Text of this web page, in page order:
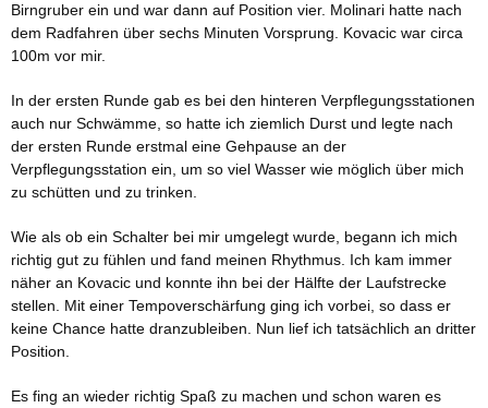
Birngruber ein und war dann auf Position vier. Molinari hatte nach
dem Radfahren über sechs Minuten Vorsprung. Kovacic war circa
100m vor mir.
In der ersten Runde gab es bei den hinteren Verpflegungsstationen
auch nur Schwämme, so hatte ich ziemlich Durst und legte nach
der ersten Runde erstmal eine Gehpause an der
Verpflegungsstation ein, um so viel Wasser wie möglich über mich
zu schütten und zu trinken.
Wie als ob ein Schalter bei mir umgelegt wurde, begann ich mich
richtig gut zu fühlen und fand meinen Rhythmus. Ich kam immer
näher an Kovacic und konnte ihn bei der Hälfte der Laufstrecke
stellen. Mit einer Tempoverschärfung ging ich vorbei, so dass er
keine Chance hatte dranzubleiben. Nun lief ich tatsächlich an dritter
Position.
Es fing an wieder richtig Spaß zu machen und schon waren es